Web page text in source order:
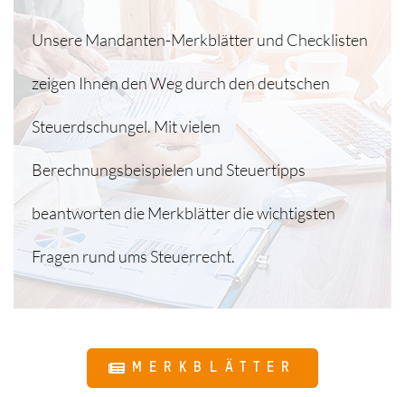
Unsere Mandanten-Merkblätter und Checklisten
zeigen Ihnen den Weg durch den deutschen
Steuerdschungel. Mit vielen
Berechnungsbeispielen und Steuertipps
beantworten die Merkblätter die wichtigsten
Fragen rund ums Steuerrecht.
MERKBLÄTTER